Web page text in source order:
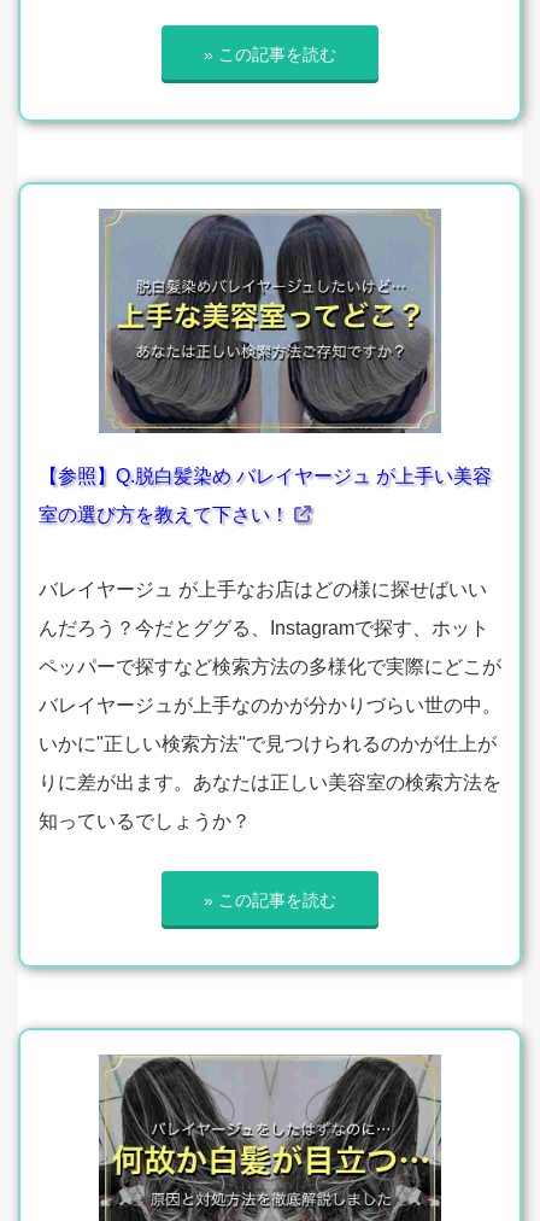
» この記事を読む
【参照】Q.脱白髪染め バレイヤージュ が上手い美容
室の選び方を教えて下さい！
バレイヤージュ が上手なお店はどの様に探せばいい
んだろう？今だとググる、Instagramで探す、ホット
ペッパーで探すなど検索方法の多様化で実際にどこが
バレイヤージュが上手なのかが分かりづらい世の中。
いかに"正しい検索方法"で見つけられるのかが仕上が
りに差が出ます。あなたは正しい美容室の検索方法を
知っているでしょうか？
» この記事を読む